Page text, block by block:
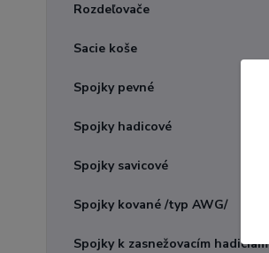
Rozdeľovače
Sacie koše
Spojky pevné
Spojky hadicové
Spojky savicové
Spojky kované /typ AWG/
Spojky k zasnežovacím hadiciam